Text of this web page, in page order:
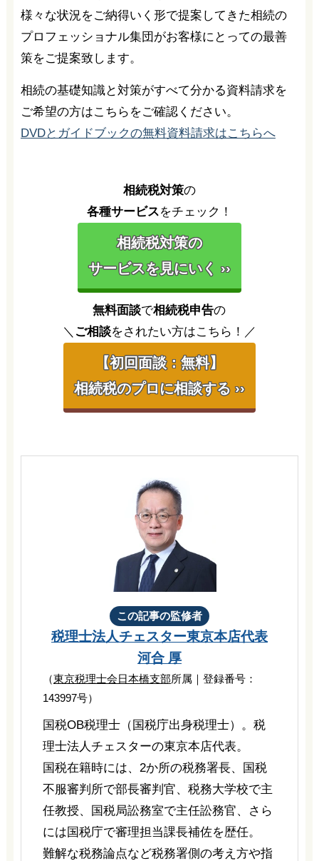
様々な状況をご納得いく形で提案してきた相続の
プロフェッショナル集団がお客様にとっての最善
策をご提案致します。
相続の基礎知識と対策がすべて分かる資料請求を
ご希望の方はこちらをご確認ください。
DVDとガイドブックの無料資料請求はこちらへ
相続税対策の
各種サービスをチェック！
相続税対策の
サービスを見にいく ››
無料面談で相続税申告の
＼ ご相談をされたい方はこちら！／
【初回面談：無料】
相続税のプロに相談する ››
この記事の監修者
税理士法人チェスター東京本店代表
河合 厚
（東京税理士会日本橋支部所属｜登録番号：
143997号）
国税OB税理士（国税庁出身税理士）。税
理士法人チェスターの東京本店代表。
国税在籍時には、2か所の税務署長、国税
不服審判所で部長審判官、税務大学校で主
任教授、国税局訟務室で主任訟務官、さら
には国税庁で審理担当課長補佐を歴任。
難解な税務論点など税務署側の考え方や指